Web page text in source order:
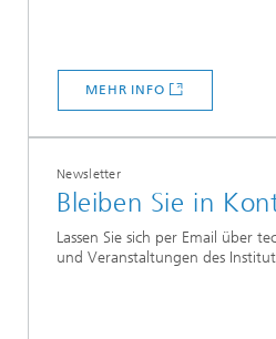
MEHR INFO
Newsletter
Bleiben Sie in
Lassen Sie sich per Email über
und Veranstaltungen des